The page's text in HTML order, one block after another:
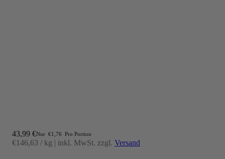
Angebot
43,99 €Nur €1,76 Pro Portion
€146,63 / kg | inkl. MwSt. zzgl. Versand